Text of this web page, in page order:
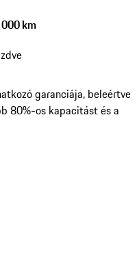
km
garanciája, beleértve
80%-os kapacitást és a